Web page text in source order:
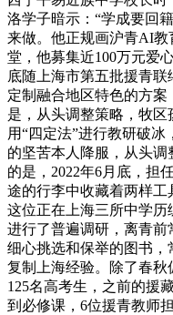
洛学子暗示：“学成要回
来做。他正规画沪青AI
堂，他募集近100万元爱
底随上海市第五批援青
定制融合地区特色的方
是，从头调整策略，牧
用“四定法”进行教研破
的坚苦本人降服，从头
的是，2022年6月底，担
途的行李中收藏着两样工
这位正在上海三所中学
进行了普遍调研，离青
细心挑选和保举的图书，
复制上海经验。除了春
125名高考生，之前的援
到必修课，6位援青教师